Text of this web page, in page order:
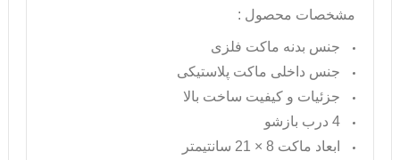
مشخصات محصول :
جنس بدنه ماکت فلزی
جنس داخلی ماکت پلاستیکی
جزئیات و کیفیت ساخت بالا
4 درب بازشو
ابعاد ماکت 8 × 21 سانتیمتر